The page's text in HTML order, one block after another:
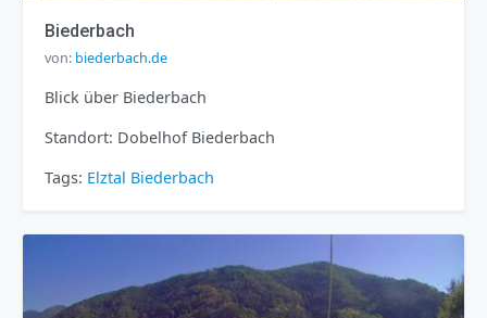
Biederbach
von: biederbach.de
Blick über Biederbach
Standort: Dobelhof Biederbach
Tags: Elztal Biederbach